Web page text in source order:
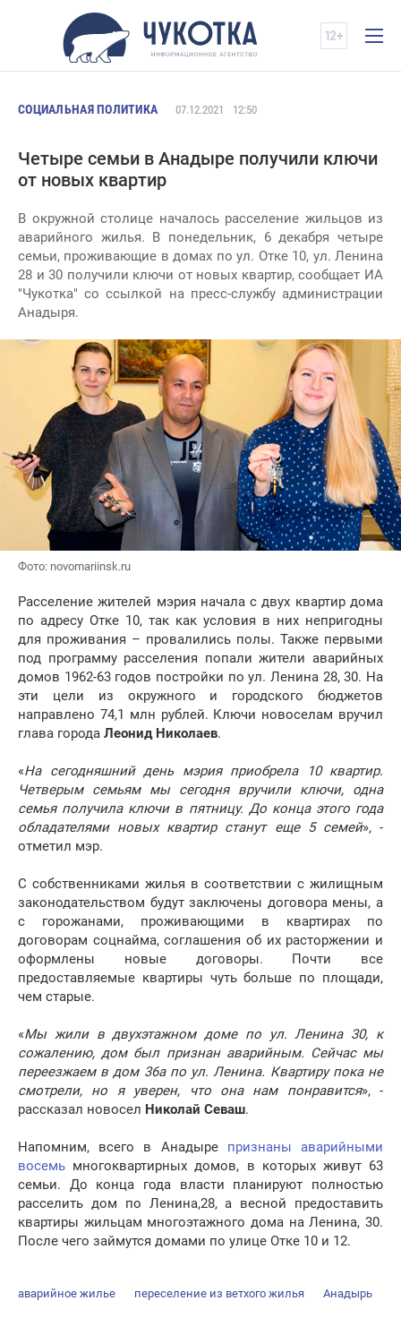
СОЦИАЛЬНАЯ ПОЛИТИКА 07.12.2021 12:50
Четыре семьи в Анадыре получили ключи
от новых квартир
В окружной столице началось расселение жильцов из
аварийного жилья. В понедельник, 6 декабря четыре
семьи, проживающие в домах по ул. Отке 10, ул. Ленина
28 и 30 получили ключи от новых квартир, сообщает ИА
"Чукотка" со ссылкой на пресс-службу администрации
Анадыря.
Фото: novomariinsk.ru
Расселение жителей мэрия начала c двух квартир дома
по адресу Отке 10, так как условия в них непригодны
для проживания – провалились полы. Также первыми
под программу расселения попали жители аварийных
домов 1962-63 годов постройки по ул. Ленина 28, 30. На
эти цели из окружного и городского бюджетов
направлено 74,1 млн рублей. Ключи новоселам вручил
глава города Леонид Николаев.
«На сегодняшний день мэрия приобрела 10 квартир.
Четверым семьям мы сегодня вручили ключи, одна
семья получила ключи в пятницу. До конца этого года
обладателями новых квартир станут еще 5 семей», -
отметил мэр.
С собственниками жилья в соответствии с жилищным
законодательством будут заключены договора мены, а
с горожанами, проживающими в квартирах по
договорам соцнайма, соглашения об их расторжении и
оформлены новые договоры. Почти все
предоставляемые квартиры чуть больше по площади,
чем старые.
«Мы жили в двухэтажном доме по ул. Ленина 30, к
сожалению, дом был признан аварийным. Сейчас мы
переезжаем в дом 36а по ул. Ленина. Квартиру пока не
смотрели, но я уверен, что она нам понравится», -
рассказал новосел Николай Севаш.
Напомним, всего в Анадыре признаны аварийными
восемь многоквартирных домов, в которых живут 63
семьи. До конца года власти планируют полностью
расселить дом по Ленина,28, а весной предоставить
квартиры жильцам многоэтажного дома на Ленина, 30.
После чего займутся домами по улице Отке 10 и 12.
аварийное жилье переселение из ветхого жилья Анадырь